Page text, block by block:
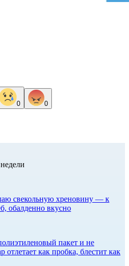
0 0
свекольную хреновину — к
обалденно вкусно
пакет и не
отлетает как пробка, блестит как